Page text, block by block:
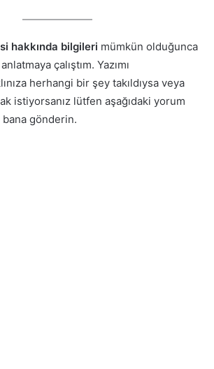
hakkında bilgileri mümkün olduğunca
çalıştım. Yazımı
herhangi bir şey takıldıysa veya
istiyorsanız lütfen aşağıdaki yorum
bana gönderin.